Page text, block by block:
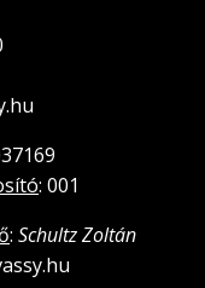
: 001
: Schultz Zoltán